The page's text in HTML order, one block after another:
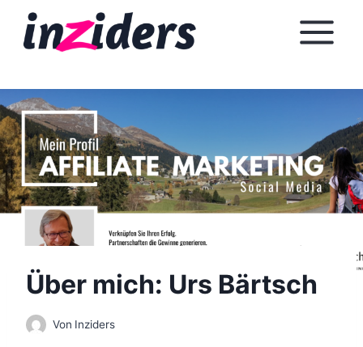
h
a
l
t
s
Über mich: Urs Bärtsch
Von Inziders